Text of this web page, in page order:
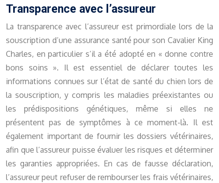
Transparence avec l’assureur
La transparence avec l’assureur est primordiale lors de la
souscription d’une assurance santé pour son Cavalier King
Charles, en particulier s’il a été adopté en « donne contre
bons soins ». Il est essentiel de déclarer toutes les
informations connues sur l’état de santé du chien lors de
la souscription, y compris les maladies préexistantes ou
les prédispositions génétiques, même si elles ne
présentent pas de symptômes à ce moment-là. Il est
également important de fournir les dossiers vétérinaires,
afin que l’assureur puisse évaluer les risques et déterminer
les garanties appropriées. En cas de fausse déclaration,
l’assureur peut refuser de rembourser les frais vétérinaires,